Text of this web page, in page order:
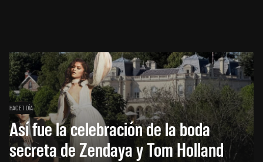
HACE 1 DÍA
Así fue la celebración de la boda
secreta de Zendaya y Tom Holland